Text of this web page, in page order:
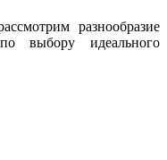
разнообразие
выбору идеального